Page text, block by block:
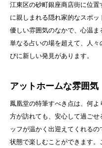
江東区の砂町銀座商店街に位
に親しまれる隠れ家的なスポ
優しい雰囲気のなかで、心温ま
単なる占いの場を超えて、人
びに新しい発見があります。
アットホームな雰囲気
鳳凰堂の特筆すべき点は、何よ
方が訪れても、安心して過ご
ッフが温かく出迎えてくれる
状態で楽しむことができます